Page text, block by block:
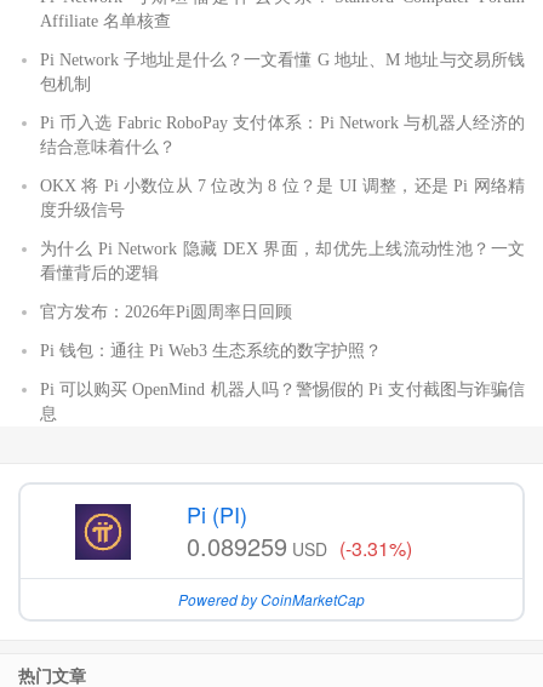
Affiliate 名单核查
Pi Network 子地址是什么？一文看懂 G 地址、M 地址与交易所钱
包机制
Pi 币入选 Fabric RoboPay 支付体系：Pi Network 与机器人经济的
结合意味着什么？
OKX 将 Pi 小数位从 7 位改为 8 位？是 UI 调整，还是 Pi 网络精
度升级信号
为什么 Pi Network 隐藏 DEX 界面，却优先上线流动性池？一文
看懂背后的逻辑
官方发布：2026年Pi圆周率日回顾
Pi 钱包：通往 Pi Web3 生态系统的数字护照？
Pi 可以购买 OpenMind 机器人吗？警惕假的 Pi 支付截图与诈骗信
息
Pi (PI)
0.089259 USD (-3.31%)
Powered by CoinMarketCap
热门文章